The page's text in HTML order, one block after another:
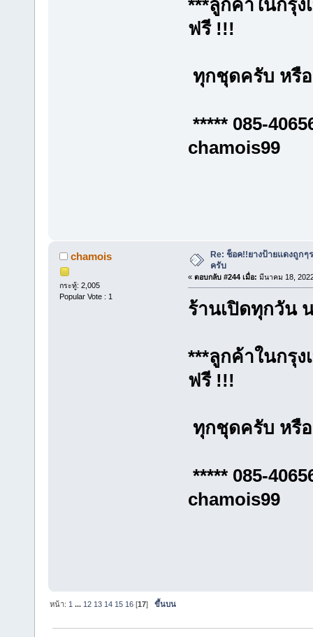
***ลูกค้าในกรุ
ฟรี !!!
ทุกชุดครับ หรื
***** 085-
chamois99
chamois
กระทู้: 2,005
Popular Vote : 1
Re: ช็อค!!ยางป้ายแดงถูกๆ
ครับ
« ตอบกลับ #244 เมื่อ: มีนาคม 18,
ร้านเปิดทุกวัน
***ลูกค้าในกรุ
ฟรี !!!
ทุกชุดครับ หรื
***** 085-
chamois99
หน้า: 1 ... 12 13 14 15 16 [17]ขึ้นบน